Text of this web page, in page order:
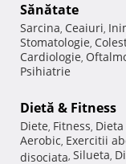
Sănătate
Sarcina, Ceaiuri,
Stomatologie,
Cardiologie,
Psihiatrie
Dietă & Fitness
Diete, Fitness,
Aerobic, Exercitii
disociata, Silueta,